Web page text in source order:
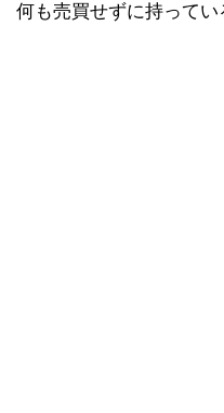
何も売買せずに持ってい